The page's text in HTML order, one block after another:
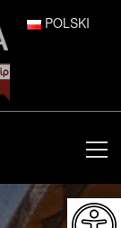
POLSKI
ENGLISH
ESPAÑOL
FRANÇAIS